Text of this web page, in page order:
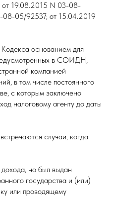
19.08.2015 N 03-08-
05/92537; от 15.04.2019
основанием для
в СОИДН,
компанией
в том числе постоянного
с которым заключено
налоговому агенту до даты
случаи, когда
но был выдан
государства и (или)
или проводящему